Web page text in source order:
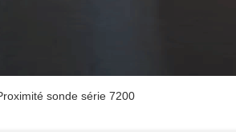
sonde série 7200